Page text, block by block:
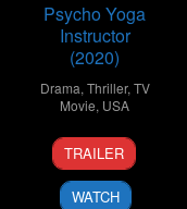
Psycho Yoga
Instructor
(2020)
Drama,Thriller,TV
Movie, USA
6
Jun
2020
Brian
Herzlinger
TRAILER
WATCH